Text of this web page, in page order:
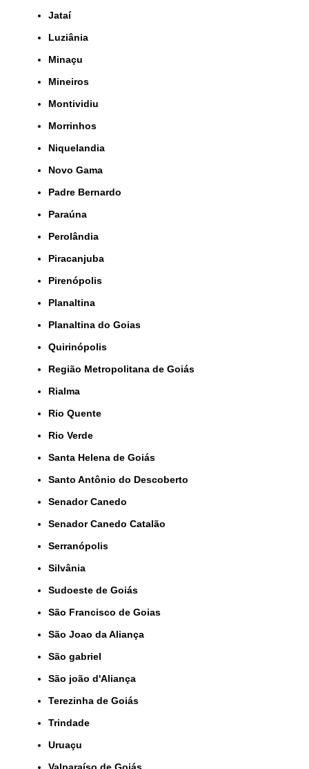
Jataí
Luziânia
Minaçu
Mineiros
Montividiu
Morrinhos
Niquelandia
Novo Gama
Padre Bernardo
Paraúna
Perolândia
Piracanjuba
Pirenópolis
Planaltina
Planaltina do Goias
Quirinópolis
Região Metropolitana de Goiás
Rialma
Rio Quente
Rio Verde
Santa Helena de Goiás
Santo Antônio do Descoberto
Senador Canedo
Senador Canedo Catalão
Serranópolis
Silvânia
Sudoeste de Goiás
São Francisco de Goias
São Joao da Aliança
São gabriel
São joão d'Aliança
Terezinha de Goiás
Trindade
Uruaçu